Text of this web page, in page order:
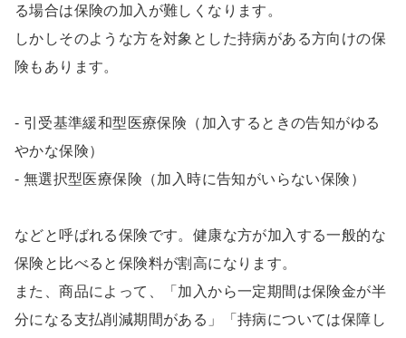
る場合は保険の加入が難しくなります。
しかしそのような方を対象とした持病がある方向けの保
険もあります。
- 引受基準緩和型医療保険（加入するときの告知がゆる
やかな保険）
- 無選択型医療保険（加入時に告知がいらない保険）
などと呼ばれる保険です。健康な方が加入する一般的な
保険と比べると保険料が割高になります。
また、商品によって、「加入から一定期間は保険金が半
分になる支払削減期間がある」「持病については保障し